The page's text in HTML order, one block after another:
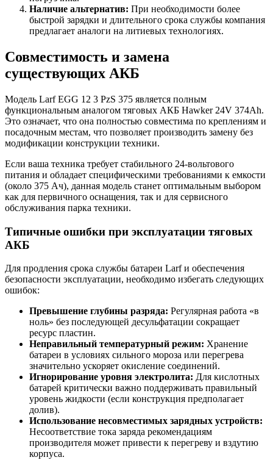
Наличие альтернатив: При необходимости более
быстрой зарядки и длительного срока службы компания
предлагает аналоги на литиевых технологиях.
Совместимость и замена
существующих АКБ
Модель Larf EGG 12 3 PzS 375 является полным
функциональным аналогом тяговых АКБ Hawker 24V 374Ah.
Это означает, что она полностью совместима по креплениям и
посадочным местам, что позволяет производить замену без
модификации конструкции техники.
Если ваша техника требует стабильного 24-вольтового
питания и обладает специфическими требованиями к емкости
(около 375 Ач), данная модель станет оптимальным выбором
как для первичного оснащения, так и для сервисного
обслуживания парка техники.
Типичные ошибки при эксплуатации тяговых
АКБ
Для продления срока службы батареи Larf и обеспечения
безопасности эксплуатации, необходимо избегать следующих
ошибок:
Превышение глубины разряда: Регулярная работа «в
ноль» без последующей десульфатации сокращает
ресурс пластин.
Неправильный температурный режим: Хранение
батареи в условиях сильного мороза или перегрева
значительно ускоряет окисление соединений.
Игнорирование уровня электролита: Для кислотных
батарей критически важно поддерживать правильный
уровень жидкости (если конструкция предполагает
долив).
Использование несовместимых зарядных устройств:
Несоответствие тока заряда рекомендациям
производителя может привести к перегреву и вздутию
корпуса.